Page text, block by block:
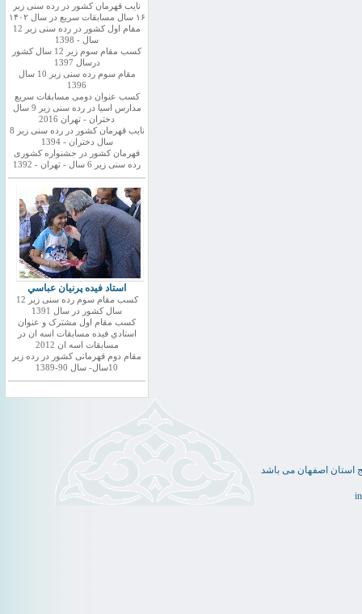
نایب قهرمان کشور در رده سنی زیر
۱۶ سال مسابقات سریع در سال ۱۴۰۲
مقام اول کشور در رده سنی زیر 12
سال - 1398
کسب مقام سوم زیر 12 سال کشور
درسال 1397
مقام سوم رده سنی زیر 10 سال
1396
کسب عنوان دومی مسابقات سریع
مدارس اسیا در رده سنی زیر 9 سال
دختران - تهران 2016
نایب قهرمان کشور در رده سنی زیر 8
سال دختران - 1394
قهرمان کشور در جشنواره کشوری
رده سنی زیر 6 سال - تهران - 1392
استاد فيده پرنيان عباسي
کسب مقام سوم رده سنی زیر 12
سال کشور در سال 1391
کسب مقام اول مشترک و عنوان
استادي فيده مسابقات اسه ان در
مسابقات اسه ان 2012
مقام دوم قهرمانی کشور در رده زیر
10سال- سال 90-1389
استان اصفهان می باشد